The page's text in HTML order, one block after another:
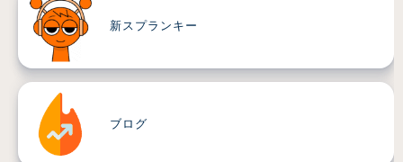
新スプランキー
ブログ